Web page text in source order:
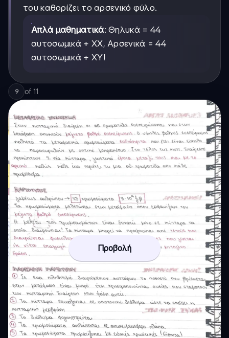
του καθορίζει το αρσενικό φύλο.
Απλά μαθηματικά: Θηλυκά = 44
αυτοσωμικά + XX, Αρσενικά = 44
αυτοσωμικά + XY!
9 of 11
Προβολή